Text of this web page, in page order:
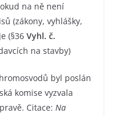
na ně není
(zákony, vyhlášky,
(§36 Vyhl. č.
na stavby)
byl poslán
komise vyzvala
Citace: Na